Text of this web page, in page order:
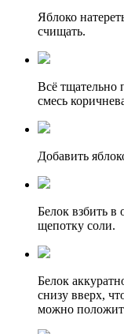
Яблоко
счищать.
Всё тщательно
смесь
Добавить
Белок взбить в
щепотку соли.
Белок
снизу вверх,
можно